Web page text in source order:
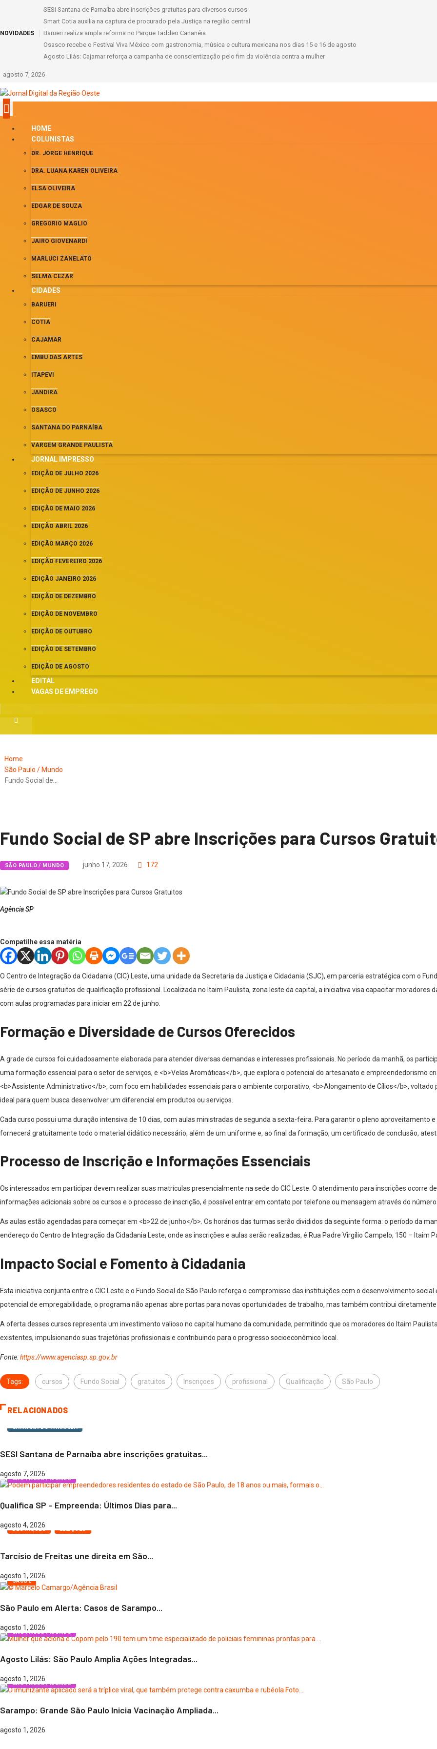
NOVIDADES
SESI Santana de Parnaíba abre inscrições gratuitas para diversos cursos
Smart Cotia auxilia na captura de procurado pela Justiça na região central
Barueri realiza ampla reforma no Parque Taddeo Cananéia
Osasco recebe o Festival Viva México com gastronomia, música e cultura mexicana nos dias 15 e 16 de agosto
Agosto Lilás: Cajamar reforça a campanha de conscientização pelo fim da violência contra a mulher
agosto 7, 2026
HOME
COLUNISTAS
DR. JORGE HENRIQUE
DRA. LUANA KAREN OLIVEIRA
ELSA OLIVEIRA
EDGAR DE SOUZA
GREGORIO MAGLIO
JAIRO GIOVENARDI
MARLUCI ZANELATO
SELMA CEZAR
CIDADES
BARUERI
COTIA
CAJAMAR
EMBU DAS ARTES
ITAPEVI
JANDIRA
OSASCO
SANTANA DO PARNAÍBA
VARGEM GRANDE PAULISTA
JORNAL IMPRESSO
EDIÇÃO DE JULHO 2026
EDIÇÃO DE JUNHO 2026
EDIÇÃO DE MAIO 2026
EDIÇÃO ABRIL 2026
EDIÇÃO MARÇO 2026
EDIÇÃO FEVEREIRO 2026
EDIÇÃO JANEIRO 2026
EDIÇÃO DE DEZEMBRO
EDIÇÃO DE NOVEMBRO
EDIÇÃO DE OUTUBRO
EDIÇÃO DE SETEMBRO
EDIÇÃO DE AGOSTO
EDITAL
VAGAS DE EMPREGO
Home
São Paulo / Mundo
Fundo Social de…
Fundo Social de SP abre Inscrições para Cursos
SÃO PAULO / MUNDO junho 17, 2026 172
Agência SP
Compatilhe essa matéria
O Centro de Integração da Cidadania (CIC) Leste, uma unidade da Secretaria da Justiça e Cidadania (SJC), em parceria estratégica com o
série de cursos gratuitos de qualificação profissional. Localizada no Itaim Paulista, zona leste da capital, a iniciativa visa capacitar
com aulas programadas para iniciar em 22 de junho.
Formação e Diversidade de Cursos Oferecidos
A grade de cursos foi cuidadosamente elaborada para atender diversas demandas e interesses profissionais. No período da manhã, os
uma formação essencial para o setor de serviços, e <b>Velas Aromáticas</b>, que explora o potencial do artesanato e empreendedorismo
<b>Assistente Administrativo</b>, com foco em habilidades essenciais para o ambiente corporativo, <b>Alongamento de Cílios</b>, voltado
ideal para quem busca desenvolver um diferencial em produtos ou serviços.
Cada curso possui uma duração intensiva de 10 dias, com aulas ministradas de segunda a sexta-feira. Para garantir o pleno aproveitamento
fornecerá gratuitamente todo o material didático necessário, além de um uniforme e, ao final da formação, um certificado de conclusão,
Processo de Inscrição e Informações Essenciais
Os interessados em participar devem realizar suas matrículas presencialmente na sede do CIC Leste. O atendimento para inscrições ocorre
informações adicionais sobre os cursos e o processo de inscrição, é possível entrar em contato por telefone ou mensagem através do
As aulas estão agendadas para começar em <b>22 de junho</b>. Os horários das turmas serão divididos da seguinte forma: o período da
endereço do Centro de Integração da Cidadania Leste, onde as inscrições e aulas serão realizadas, é Rua Padre Virgílio Campelo, 150 – Itaim
Impacto Social e Fomento à Cidadania
Esta iniciativa conjunta entre o CIC Leste e o Fundo Social de São Paulo reforça o compromisso das instituições com o desenvolvimento
potencial de empregabilidade, o programa não apenas abre portas para novas oportunidades de trabalho, mas também contribui
A oferta desses cursos representa um investimento valioso no capital humano da comunidade, permitindo que os moradores do Itaim
existentes, impulsionando suas trajetórias profissionais e contribuindo para o progresso socioeconômico local.
Fonte:https://www.agenciasp.sp.gov.br
Tags: cursos Fundo Social gratuitos Inscriçoes profissional Qualificação São Paulo
RELACIONADOS
SANTANA DO PARNAÍBA
SESI Santana de Parnaíba abre inscrições gratuitas...
agosto 7, 2026
SÃO PAULO / MUNDO
Qualifica SP – Empreenda: Últimos Dias para...
agosto 4, 2026
DESTAQUES ELEIÇÕES
Tarcísio de Freitas une direita em São...
agosto 1, 2026
SAÚDE
São Paulo em Alerta: Casos de Sarampo...
agosto 1, 2026
SÃO PAULO / MUNDO
Agosto Lilás: São Paulo Amplia Ações Integradas...
agosto 1, 2026
SÃO PAULO / MUNDO
Sarampo: Grande São Paulo Inicia Vacinação Ampliada...
agosto 1, 2026